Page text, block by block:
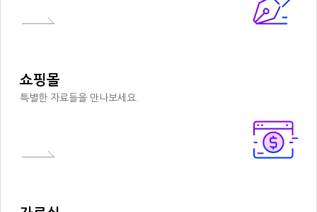
쇼핑몰
특별한 자료들을 만나보세요.